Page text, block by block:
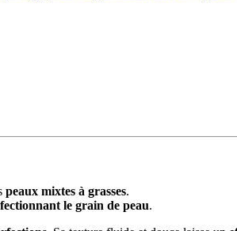
peaux mixtes à grasses.
le grain de peau.